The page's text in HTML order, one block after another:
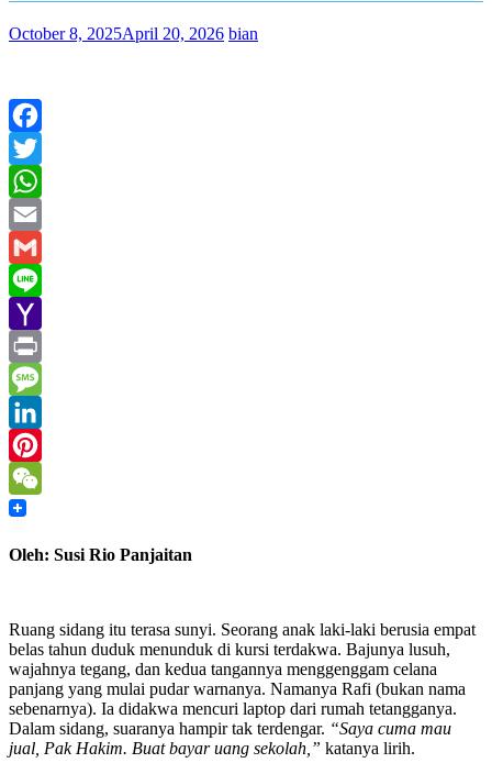
October 8, 2025April 20, 2026 bian
Facebook
Twitter
WhatsApp
Email
Gmail
Line
Yahoo
Mail
Print
Message
LinkedIn
Pinterest
WeChat
Oleh: Susi Rio Panjaitan
Ruang sidang itu terasa sunyi. Seorang anak laki-laki berusia empat
belas tahun duduk menunduk di kursi terdakwa. Bajunya lusuh,
wajahnya tegang, dan kedua tangannya menggenggam celana
panjang yang mulai pudar warnanya. Namanya Rafi (bukan nama
sebenarnya). Ia didakwa mencuri laptop dari rumah tetangganya.
Dalam sidang, suaranya hampir tak terdengar. “Saya cuma mau
jual, Pak Hakim. Buat bayar uang sekolah,” katanya lirih.